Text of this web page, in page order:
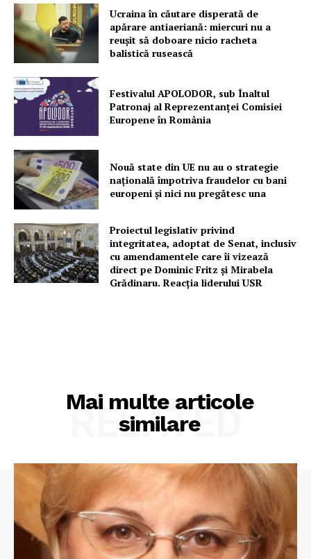
Despre noi / Echipa
Proiecte editoriale
Rețea
Contact
Ucraina în căutare disperată de
apărare antiaeriană: miercuri nu a
reușit să doboare nicio racheta
balistică rusească
Festivalul APOLODOR, sub Înaltul
Patronaj al Reprezentanței Comisiei
Europene în România
Nouă state din UE nu au o strategie
națională împotriva fraudelor cu bani
europeni și nici nu pregătesc una
Proiectul legislativ privind
integritatea, adoptat de Senat, inclusiv
cu amendamentele care îi vizează
direct pe Dominic Fritz și Mirabela
Grădinaru. Reacția liderului USR
Mai multe articole
similare
RELATED